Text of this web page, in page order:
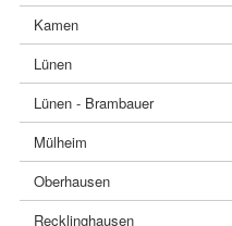
Kamen
Lünen
Lünen - Brambauer
Mülheim
Oberhausen
Recklinghausen